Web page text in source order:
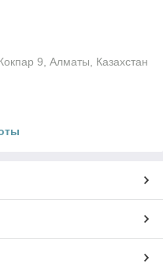
9, Алматы, Казахстан